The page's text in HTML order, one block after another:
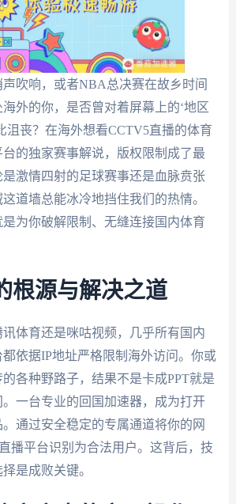
吹响，或者NBA总决赛在故乡时间
外的你，是否曾对着屏幕上的‘地区
沮丧？在海外想看CCTV5直播的体育
的独家赛事解说，版权限制成了最
激情四射的足球赛事还是血脉贲张
道墙总能冰冷地挡住我们的热情。
为你破解限制、无缝连接国内体育
根源与解决之道
体育还是咪咕视频，几乎所有国内
依据IP地址严格限制海外访问。你或
各种野路子，结果不是卡成PPT就是
一台专业的回国加速器，成为打开
通过安全稳定的专属通道将你的网
播平台识别为合法用户。这背后，技
是成败关键。